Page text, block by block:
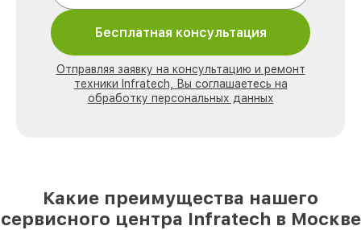
Бесплатная консультация
Отправляя заявку на консультацию и ремонт
техники Infratech, Вы соглашаетесь на
обработку персональных данных
Какие преимущества нашего
сервисного центра Infratech в Москве